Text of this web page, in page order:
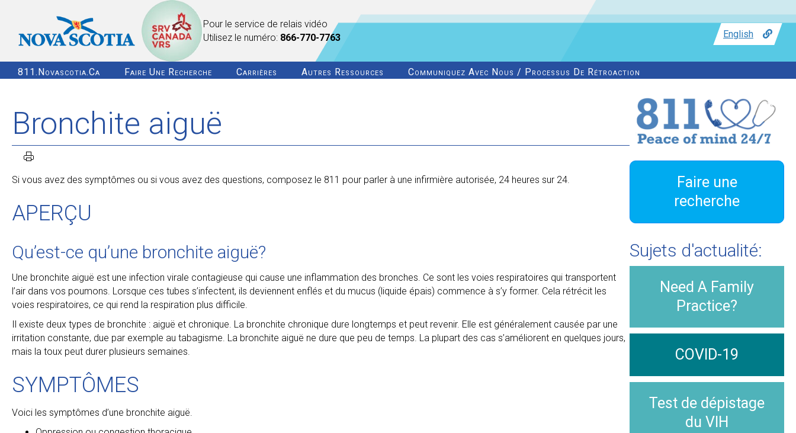
Pour le service de relais vidéo
Utilisez le numéro: 866-770-7763 English
811.novascotia.ca Faire Une Recherche Carrières Autres Ressources Communiquez Avec Nous / Processus De Rétroaction
Bronchite aiguë
Si vous avez des symptômes ou si vous avez des questions, composez le 811 pour parler à une infirmière autorisée, 24 heures sur 24.
APERÇU
Qu’est-ce qu’une bronchite aiguë?
Une bronchite aiguë est une infection virale contagieuse qui cause une inflammation des bronches. Ce sont les voies respiratoires qui transportent
l’air dans vos poumons. Lorsque ces tubes s’infectent, ils deviennent enflés et du mucus (liquide épais) commence à s’y former. Cela rétrécit les
voies respiratoires, ce qui rend la respiration plus difficile.
Il existe deux types de bronchite : aiguë et chronique. La bronchite chronique dure longtemps et peut revenir. Elle est généralement causée par une
irritation constante, due par exemple au tabagisme. La bronchite aiguë ne dure que peu de temps. La plupart des cas s’améliorent en quelques jours,
mais la toux peut durer plusieurs semaines.
SYMPTÔMES
Voici les symptômes d’une bronchite aiguë.
Faire une
recherche
Sujets d'actualité:
Need A Family
Practice?
COVID-19
Test de dépistage
du VIH